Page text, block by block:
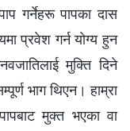
गर्नेहरू पापका दास
प्रवेश गर्न योग्य हुन
मुक्ति दिने
भाग थिएन। हाम्रा
मुक्त भएका वा